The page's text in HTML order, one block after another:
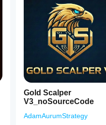
Gold Scalper
V3_noSourceCode
AdamAurumStrategy